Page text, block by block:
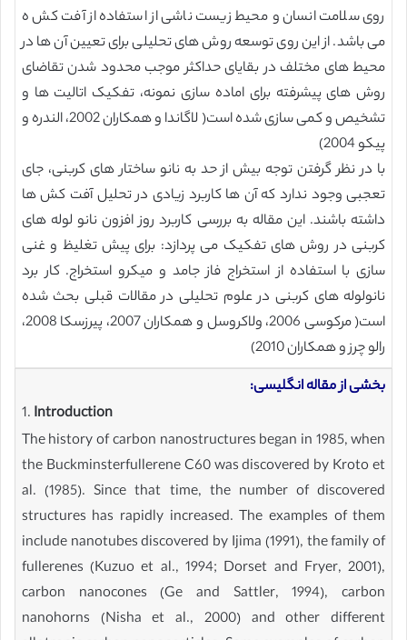
روی سلامت انسان و محیط زیست ناشی از استفاده از آفت کش ه
می باشد. از این روی توسعه روش های تحلیلی برای تعیین آن ها در
محیط های مختلف در بقایای حداکثر موجب محدود شدن تقاضای
روش های پیشرفته برای اماده سازی نمونه، تفکیک اتالیت ها و
تشخیص و کمی سازی شده است( لاگاندا و همکاران 2002، الندره و
پیکو 2004)
با در نظر گرفتن توجه بیش از حد به نانو ساختار های کربنی، جای
تعجبی وجود ندارد که آن ها کاربرد زیادی در تحلیل آفت کش ها
داشته باشند. این مقاله به بررسی کاربرد روز افزون نانو لوله های
کربنی در روش های تفکیک می پردازد: برای پیش تغلیظ و غنی
سازی با استفاده از استخراج فاز جامد و میکرو استخراج. کار برد
نانولوله های کربنی در علوم تحلیلی در مقالات قبلی بحث شده
است( مرکوسی 2006، ولاکروسل و همکاران 2007، پیرزسکا 2008،
رالو چرز و همکاران 2010)
بخشی از مقاله انگلیسی:
1. Introduction
The history of carbon nanostructures began in 1985, when
the Buckminsterfullerene C60 was discovered by Kroto et
al. (1985). Since that time, the number of discovered
structures has rapidly increased. The examples of them
include nanotubes discovered by Ijima (1991), the family of
fullerenes (Kuzuo et al., 1994; Dorset and Fryer, 2001),
carbon nanocones (Ge and Sattler, 1994), carbon
nanohorns (Nisha et al., 2000) and other different